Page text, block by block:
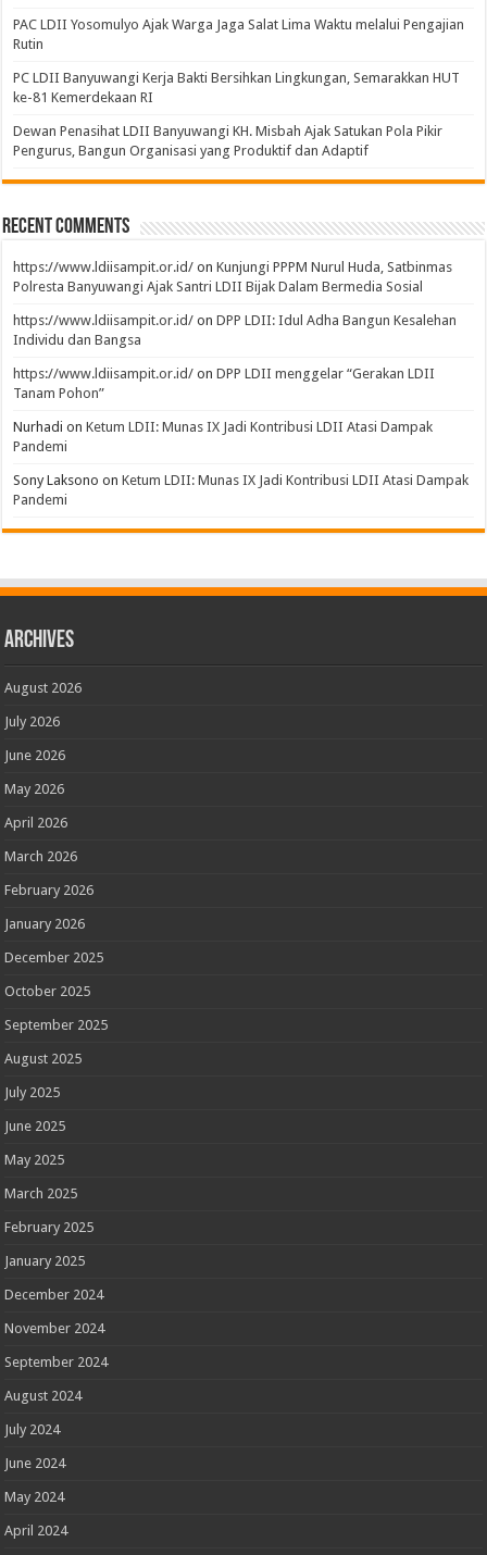
PAC LDII Yosomulyo Ajak Warga Jaga Salat Lima Waktu melalui Pengajian
Rutin
PC LDII Banyuwangi Kerja Bakti Bersihkan Lingkungan, Semarakkan HUT
ke-81 Kemerdekaan RI
Dewan Penasihat LDII Banyuwangi KH. Misbah Ajak Satukan Pola Pikir
Pengurus, Bangun Organisasi yang Produktif dan Adaptif
Recent Comments
https://www.ldiisampit.or.id/ onKunjungi PPPM Nurul Huda, Satbinmas
Polresta Banyuwangi Ajak Santri LDII Bijak Dalam Bermedia Sosial
https://www.ldiisampit.or.id/ onDPP LDII: Idul Adha Bangun Kesalehan
Individu dan Bangsa
https://www.ldiisampit.or.id/ onDPP LDII menggelar “Gerakan LDII
Tanam Pohon”
Nurhadi onKetum LDII: Munas IX Jadi Kontribusi LDII Atasi Dampak
Pandemi
Sony Laksono onKetum LDII: Munas IX Jadi Kontribusi LDII Atasi Dampak
Pandemi
Archives
August 2026
July 2026
June 2026
May 2026
April 2026
March 2026
February 2026
January 2026
December 2025
October 2025
September 2025
August 2025
July 2025
June 2025
May 2025
March 2025
February 2025
January 2025
December 2024
November 2024
September 2024
August 2024
July 2024
June 2024
May 2024
April 2024